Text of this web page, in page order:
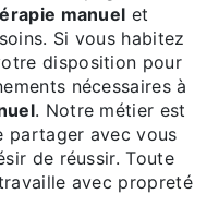
manuel et
Si vous habitez
disposition pour
nécessaires à
. Notre métier est
partager avec vous
de réussir. Toute
avec propreté